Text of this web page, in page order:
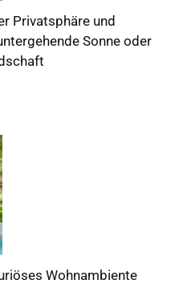
Privatsphäre und
Sonne oder
Wohnambiente